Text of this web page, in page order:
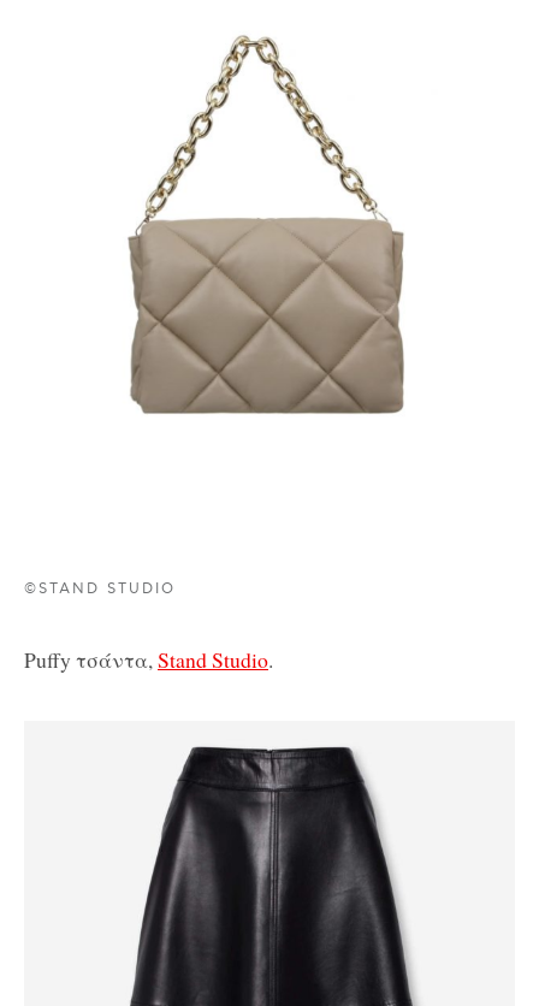
©STAND STUDIO
Puffy τσάντα, Stand Studio.